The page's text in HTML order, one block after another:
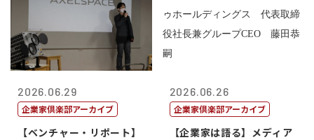
2026.06.29
企業家倶楽部アーカイブ
【ベンチャー・リポート】
2026.06.26
企業家倶楽部アーカイブ
【企業家は語る】メディア